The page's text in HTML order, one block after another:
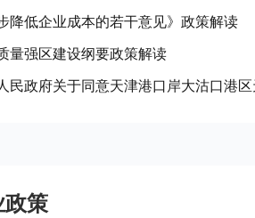
降低企业成本的若干意见》政策解读
量强区建设纲要政策解读
策